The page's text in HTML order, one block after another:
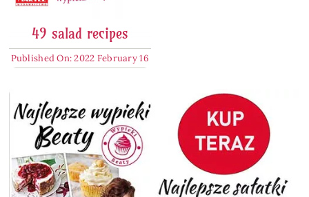
49 salad recipes
Published On: 2022 February 16